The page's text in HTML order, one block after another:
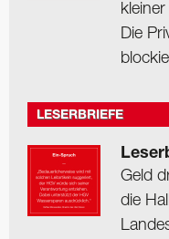
Die
LESERBRIEFE
Geld
die